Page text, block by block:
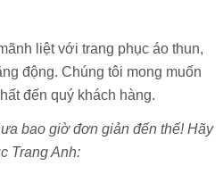
liệt với trang phục áo thun,
động. Chúng tôi mong muốn
đến quý khách hàng.
bao giờ đơn giản đến thế! Hãy
Trang Anh: